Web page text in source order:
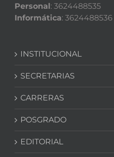
Personal : 3624488535
Informática: 3624488536
INSTITUCIONAL
SECRETARIAS
CARRERAS
POSGRADO
EDITORIAL